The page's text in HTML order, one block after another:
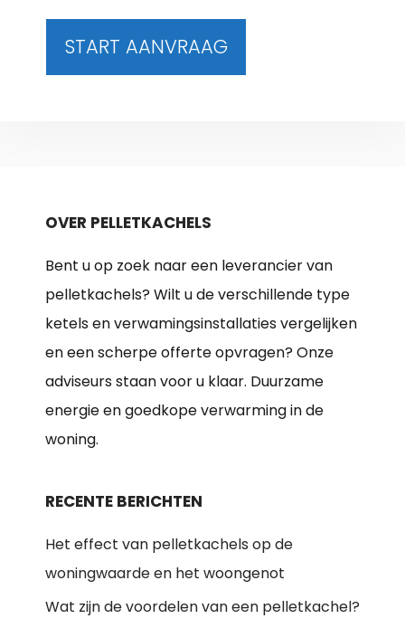
START AANVRAAG
OVER PELLETKACHELS
Bent u op zoek naar een leverancier van
pelletkachels? Wilt u de verschillende type
ketels en verwamingsinstallaties vergelijken
en een scherpe offerte opvragen? Onze
adviseurs staan voor u klaar. Duurzame
energie en goedkope verwarming in de
woning.
RECENTE BERICHTEN
Het effect van pelletkachels op de
woningwaarde en het woongenot
Wat zijn de voordelen van een pelletkachel?